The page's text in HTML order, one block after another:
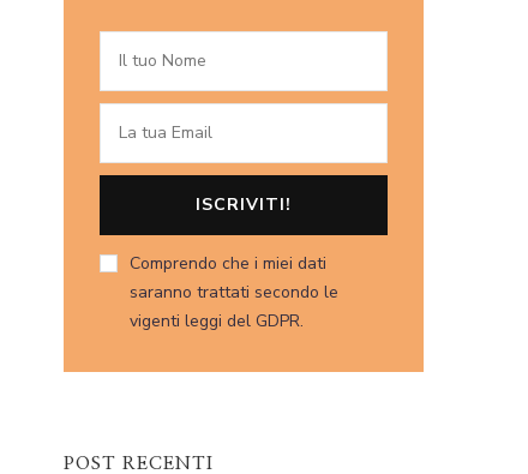
Comprendo che i miei dati
saranno trattati secondo le
vigenti leggi del GDPR.
POST RECENTI